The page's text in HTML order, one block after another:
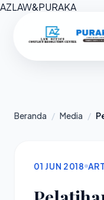
AZLAW&PURAKA
Beranda / Media /
01 JUN 2018